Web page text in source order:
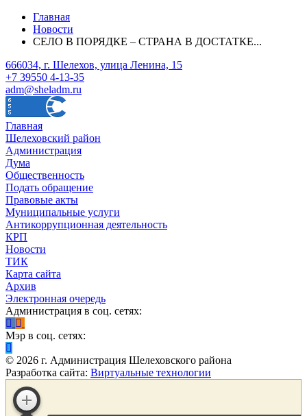
Главная
Новости
СЕЛО В ПОРЯДКЕ – СТРАНА В ДОСТАТКЕ...
666034, г. Шелехов, улица Ленина, 15
+7 39550 4-13-35
adm@sheladm.ru
Главная
Шелеховский район
Администрация
Дума
Общественность
Подать обращение
Правовые акты
Муниципальные услуги
Антикоррупционная деятельность
КРП
Новости
ТИК
Карта сайта
Архив
Электронная очередь
Администрация в соц. сетях:
Мэр в соц. сетях:
© 2026 г. Администрация Шелеховского района
Разработка сайта: Виртуальные технологии